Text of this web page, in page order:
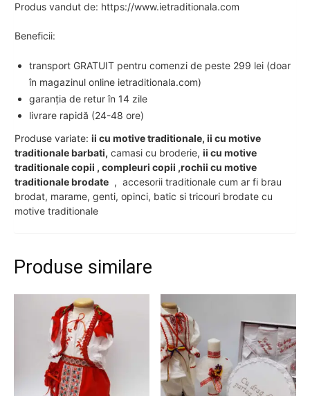
Produs vandut de: https://www.ietraditionala.com
Beneficii:
transport GRATUIT pentru comenzi de peste 299 lei (doar
în magazinul online ietraditionala.com)
garanția de retur în 14 zile
livrare rapidă (24-48 ore)
Produse variate: ii cu motive traditionale, ii cu motive
traditionale barbati, camasi cu broderie, ii cu motive
traditionale copii , compleuri copii ,rochii cu motive
traditionale brodate , accesorii traditionale cum ar fi brau
brodat, marame, genti, opinci, batic si tricouri brodate cu
motive traditionale
Produse similare